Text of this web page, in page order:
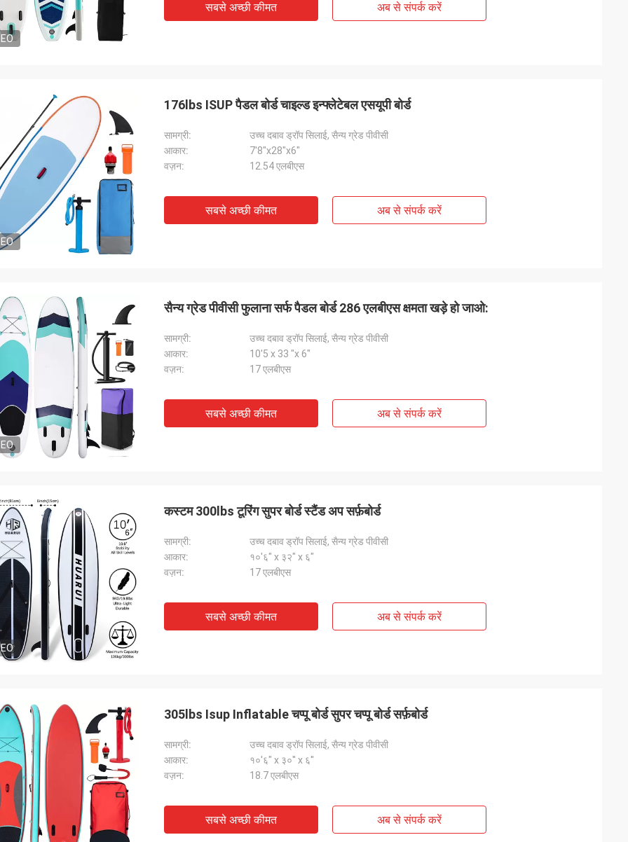
सबसे अच्छी कीमत अब से संपर्क करें
176lbs ISUP पैडल बोर्ड चाइल्ड इन्फ्लेटेबल एसयूपी बोर्ड
सामग्री:
उच्च दबाव ड्रॉप सिलाई, सैन्य ग्रेड पीवीसी
आकार:
7'8"x28"x6"
वज़न:
12.54 एलबीएस
सबसे अच्छी कीमत अब से संपर्क करें
सैन्य ग्रेड पीवीसी फुलाना सर्फ पैडल बोर्ड 286 एलबीएस क्षमता खड़े हो जाओ:
सामग्री:
उच्च दबाव ड्रॉप सिलाई, सैन्य ग्रेड पीवीसी
आकार:
10'5 x 33 "x 6"
वज़न:
17 एलबीएस
सबसे अच्छी कीमत अब से संपर्क करें
कस्टम 300lbs टूरिंग सुपर बोर्ड स्टैंड अप सर्फ़बोर्ड
सामग्री:
उच्च दबाव ड्रॉप सिलाई, सैन्य ग्रेड पीवीसी
आकार:
१०'६" x ३२" x ६"
वज़न:
17 एलबीएस
सबसे अच्छी कीमत अब से संपर्क करें
305lbs Isup Inflatable चप्पू बोर्ड सुपर चप्पू बोर्ड सर्फ़बोर्ड
सामग्री:
उच्च दबाव ड्रॉप सिलाई, सैन्य ग्रेड पीवीसी
आकार:
१०'६" x ३०'' x ६''
वज़न:
18.7 एलबीएस
सबसे अच्छी कीमत अब से संपर्क करें